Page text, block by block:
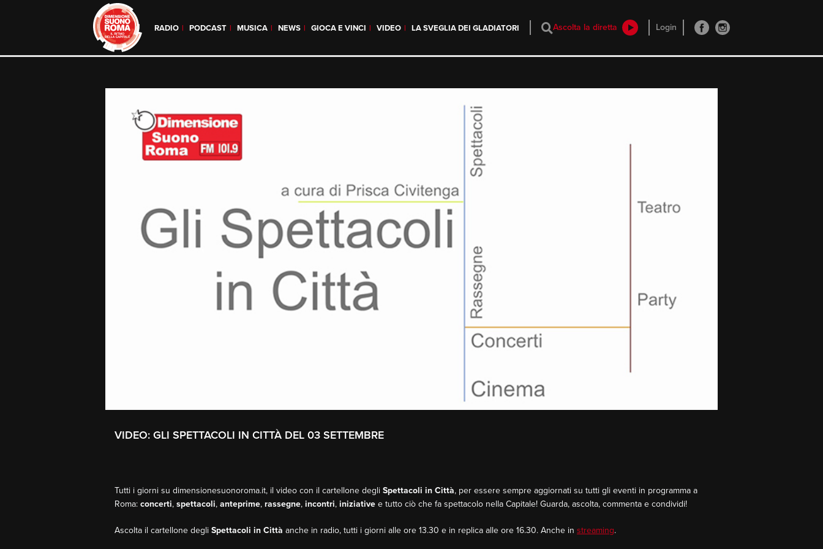
RADIO PODCAST MUSICA NEWS GIOCA E VINCI VIDEO LA SVEGLIA DEI GLADIATORI Ascolta la diretta Login
VIDEO: GLI SPETTACOLI IN CITTÀ DEL 03 SETTEMBRE
Tutti i giorni su dimensionesuonoroma.it, il video con il cartellone degli Spettacoli in Città, per essere sempre aggiornati su tutti gli eventi in programma a
Roma: concerti, spettacoli, anteprime, rassegne, incontri, iniziative e tutto ciò che fa spettacolo nella Capitale! Guarda, ascolta, commenta e condividi!
Ascolta il cartellone degli Spettacoli in Città anche in radio, tutti i giorni alle ore 13.30 e in replica alle ore 16.30. Anche in streaming.